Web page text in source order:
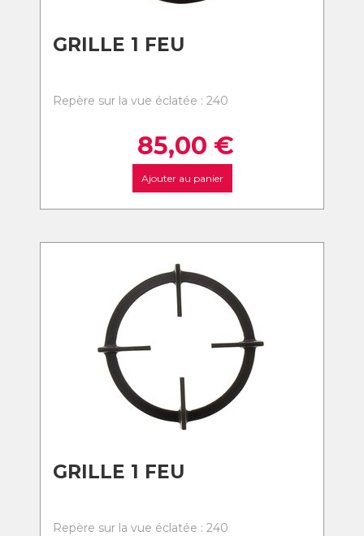
GRILLE 1 FEU
Repère sur la vue éclatée : 240
85,00 €
Ajouter au panier
GRILLE 1 FEU
Repère sur la vue éclatée : 240